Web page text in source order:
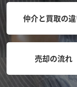
仲介と買取の
売却の流れ